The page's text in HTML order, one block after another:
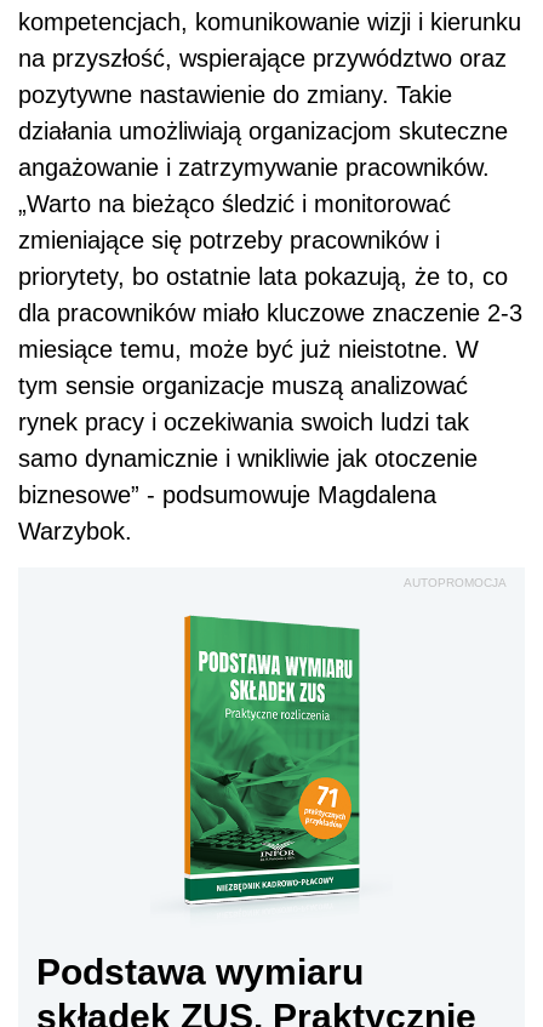
kompetencjach, komunikowanie wizji i kierunku
na przyszłość, wspierające przywództwo oraz
pozytywne nastawienie do zmiany. Takie
działania umożliwiają organizacjom skuteczne
angażowanie i zatrzymywanie pracowników.
„Warto na bieżąco śledzić i monitorować
zmieniające się potrzeby pracowników i
priorytety, bo ostatnie lata pokazują, że to, co
dla pracowników miało kluczowe znaczenie 2-3
miesiące temu, może być już nieistotne. W
tym sensie organizacje muszą analizować
rynek pracy i oczekiwania swoich ludzi tak
samo dynamicznie i wnikliwie jak otoczenie
biznesowe” - podsumowuje Magdalena
Warzybok.
AUTOPROMOCJA
Podstawa wymiaru
składek ZUS. Praktycznie